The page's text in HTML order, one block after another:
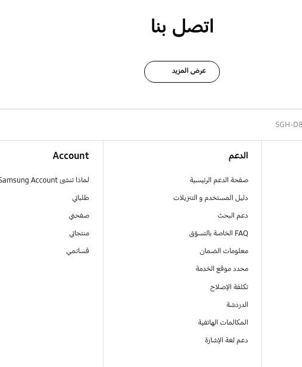
اتصل بنا
عرض المزيد
SGH-
الدعم
صفحة الدعم الرئيسية
دليل المستخدم و التنزيلات
دعم البحث
FAQ الخاصة بالتسوّق
معلومات الضمان
محدد موقع الخدمة
تكلفة الإصلاح
الدردشة
المكالمات الهاتفية
دعم لغة الإشارة
Account
لماذا تنشئ Samsung Account
طلباتي
صفحتي
منتجاتي
قسائمي